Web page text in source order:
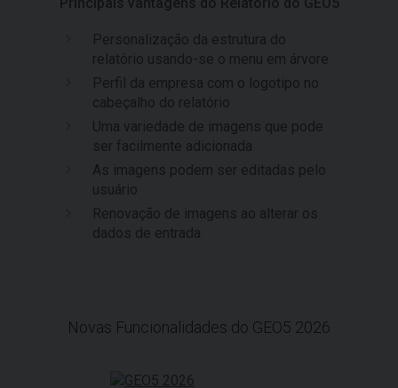
Personalização da estrutura do
relatório usando-se o menu em árvore
Perfil da empresa com o logotipo no
cabeçalho do relatório
Uma variedade de imagens que pode
ser facilmente adicionada
As imagens podem ser editadas pelo
usuário
Renovação de imagens ao alterar os
dados de entrada
Novas Funcionalidades do GEO5 2026